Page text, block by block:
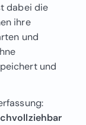
dabei die
ihre
und
und